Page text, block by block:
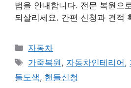
법을 안내합니다. 전문 복원으
되살리세요. 간편 신청과 견적
카
테
리
자동차
태
그
가죽복원, 자동차인테리어 ,
들도색, 핸들신청